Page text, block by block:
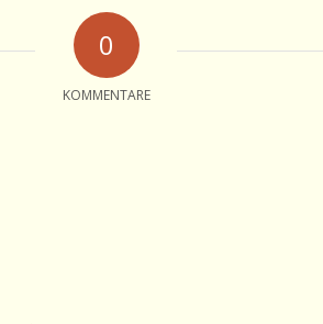
0
KOMMENTARE